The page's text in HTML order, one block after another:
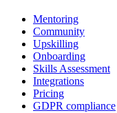
Mentoring
Community
Upskilling
Onboarding
Skills Assessment
Integrations
Pricing
GDPR compliance